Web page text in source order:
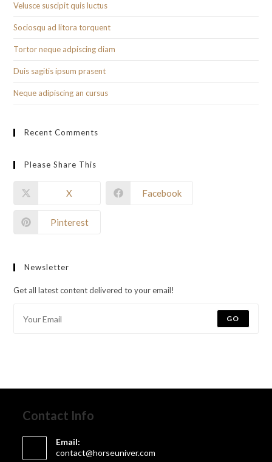
Velusce suscipit quis luctus
Sociosqu ad litora torquent
Tortor neque adpiscing diam
Duis sagitis ipsum prasent
Neque adipiscing an cursus
Recent Comments
Please Share This
X Facebook
Pinterest
Newsletter
Get all latest content delivered to your email!
GO
Contact Info
Email:
contact@horseuniver.com